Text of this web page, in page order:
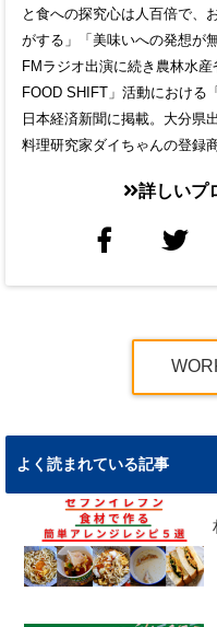
と食への探究心は人百倍で、
がする」「美味いへの発想が
FMラジオ出演に続き農林水
FOOD SHIFT」活動における
日本経済新聞に掲載。大分
料理研究家ダイちゃんの登録
詳しいプ
よく読まれている記事